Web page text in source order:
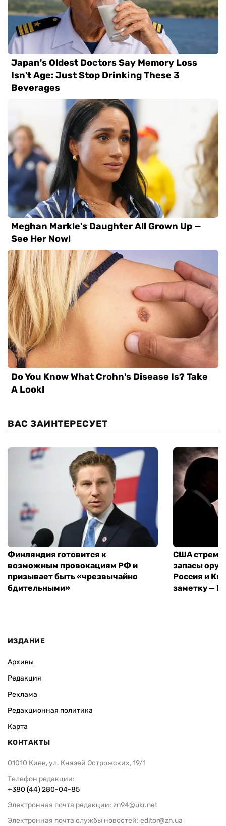
ВАС ЗАИНТЕРЕСУЕТ
Финляндия готовится к
возможным провокациям РФ и
призывает быть «чрезвычайно
бдительными»
США
запасы
Россия и
заметку —
ИЗДАНИЕ
Архивы
Редакция
Реклама
Редакционная политика
Карта
КОНТАКТЫ
01010 Киев, ул. Князей Острожских, 19/1
Телефон редакции:
+380 (44) 280-04-85
Электронная почта редакции: zn94@ukr.net
Электронная почта службы новостей: editor@zn.ua